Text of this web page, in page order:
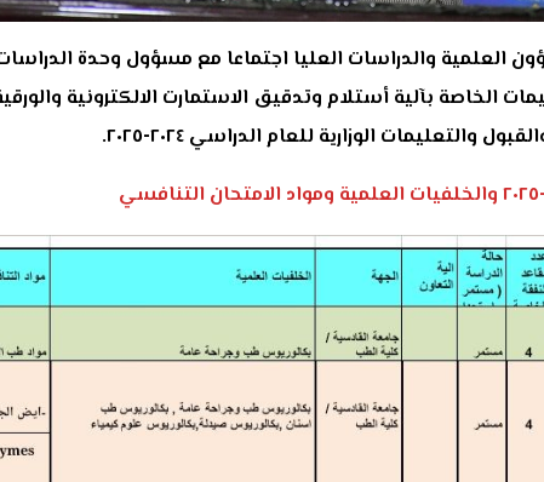
العلمية والدراسات العليا اجتماعا مع مسؤول وحدة
الخاصة بآلية أستلام وتدقيق الاستمارت الالكترونية
الوزارية للعام الدراسي ٢٠٢٤-٢٠٢٥.